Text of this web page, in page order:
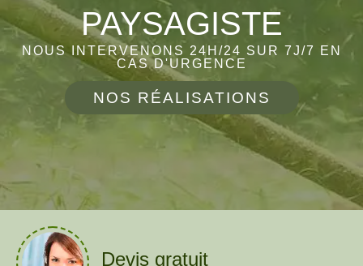
PAYSAGISTE
NOUS INTERVENONS 24H/24 SUR 7J/7 EN
CAS D'URGENCE
NOS RÉALISATIONS
Devis gratuit